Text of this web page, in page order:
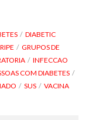
DIABETIC
GRUPOS DE
INFECCAO
COM DIABETES
SUS
VACINA